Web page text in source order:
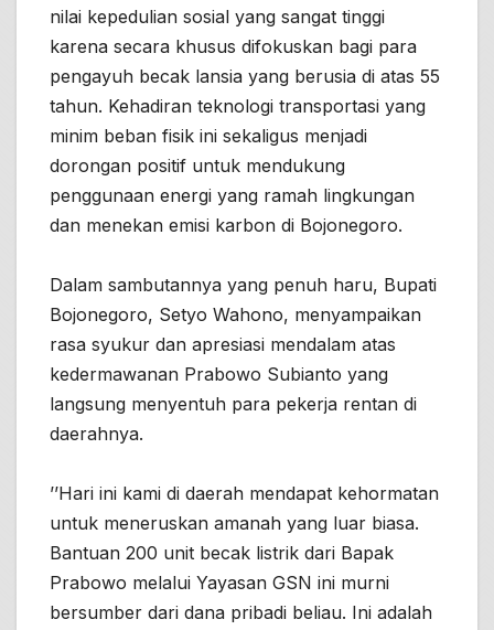
nilai kepedulian sosial yang sangat tinggi
karena secara khusus difokuskan bagi para
pengayuh becak lansia yang berusia di atas 55
tahun. Kehadiran teknologi transportasi yang
minim beban fisik ini sekaligus menjadi
dorongan positif untuk mendukung
penggunaan energi yang ramah lingkungan
dan menekan emisi karbon di Bojonegoro.
Dalam sambutannya yang penuh haru, Bupati
Bojonegoro, Setyo Wahono, menyampaikan
rasa syukur dan apresiasi mendalam atas
kedermawanan Prabowo Subianto yang
langsung menyentuh para pekerja rentan di
daerahnya.
’’Hari ini kami di daerah mendapat kehormatan
untuk meneruskan amanah yang luar biasa.
Bantuan 200 unit becak listrik dari Bapak
Prabowo melalui Yayasan GSN ini murni
bersumber dari dana pribadi beliau. Ini adalah